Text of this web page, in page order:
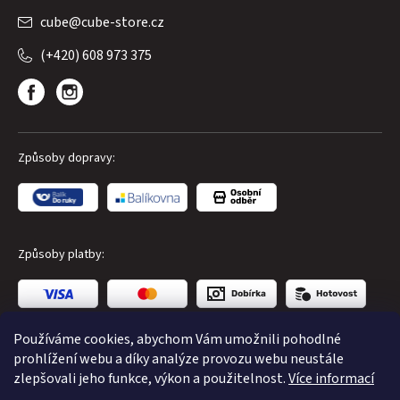
Používáme cookies, abychom Vám umožnili pohodlné
prohlížení webu a díky analýze provozu webu neustále
zlepšovali jeho funkce, výkon a použitelnost.Více informací
cube@cube-store.cz
(+420) 608 973 375
Způsoby dopravy:
Způsoby platby: